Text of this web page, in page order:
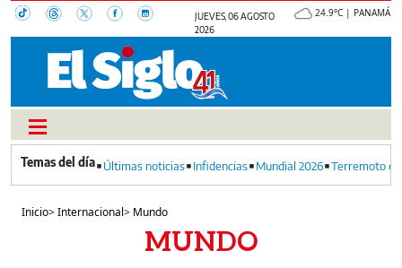
JUEVES, 06 AGOSTO
2026
24.9°C | PANAMÁ
Últimas noticias Infidencias Mundial 2026 Terremoto
Inicio>Internacional> Mundo
MUNDO